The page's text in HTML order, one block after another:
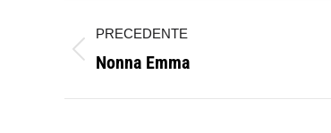
tra
PRECEDENTE
Post
precedente:
Nonna Emma